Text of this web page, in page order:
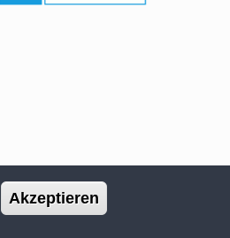
Datenschutz
Akzeptieren